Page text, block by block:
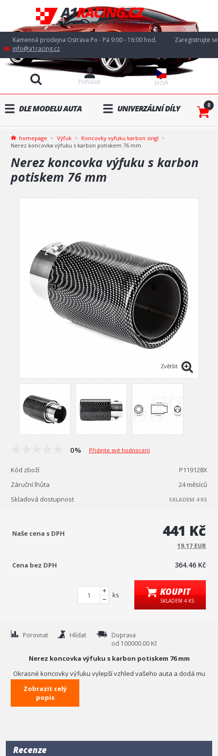
Kamenná prodejna Ostrava Po - Pá 9:00 - 16:00 hod.
info@a1racing.cz
Jazyk
Přihlásit
Zaregistrujte se
DLE MODELU AUTA UNIVERZÁLNÍ DÍLY 0
homepage Výfuk
Koncovky vyfuku karbon singl
Nerez koncovka výfuku s karbon potiskem 76 mm
Nerez koncovka výfuku s karbon
potiskem 76 mm
Zvětšit
0% Přidejte své hodnocení
Kód zboží
P119128X
Záruční lhůta
24 měsíců
Skladová dostupnost
SKLADEM 4 KS
Naše cena s DPH 441 Kč
19.17 EUR
Cena bez DPH 364.46 Kč
ks KOUPIT
SKLADEM 4 KS
Porovnat Hlídat
Doprava
od 100000.00 Kč
Nerez koncovka výfuku s karbon potiskem 76 mm
Okrasné koncovky výfuku vylepší vzhled vašeho auta a dodá mu
Rozměry výfukové koncovky: délka 145 mm, průměr koncovky 76
mm, průměr pro nasazení 35-50 mm, pro navaření až 57 mm.
Zobrazit celý
popis
Recenze